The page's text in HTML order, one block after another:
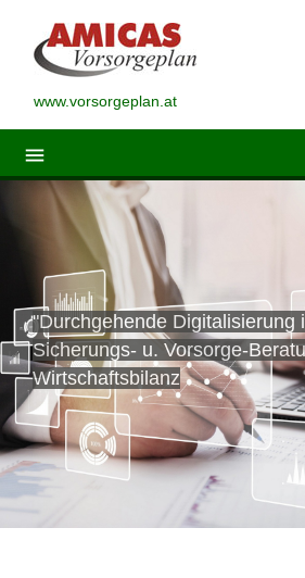
www.vorsorgeplan.at
menu
"Durchgehende Digitalisierung
Sicherungs- u. Vorsorge-
Wirtschaftsbilanz